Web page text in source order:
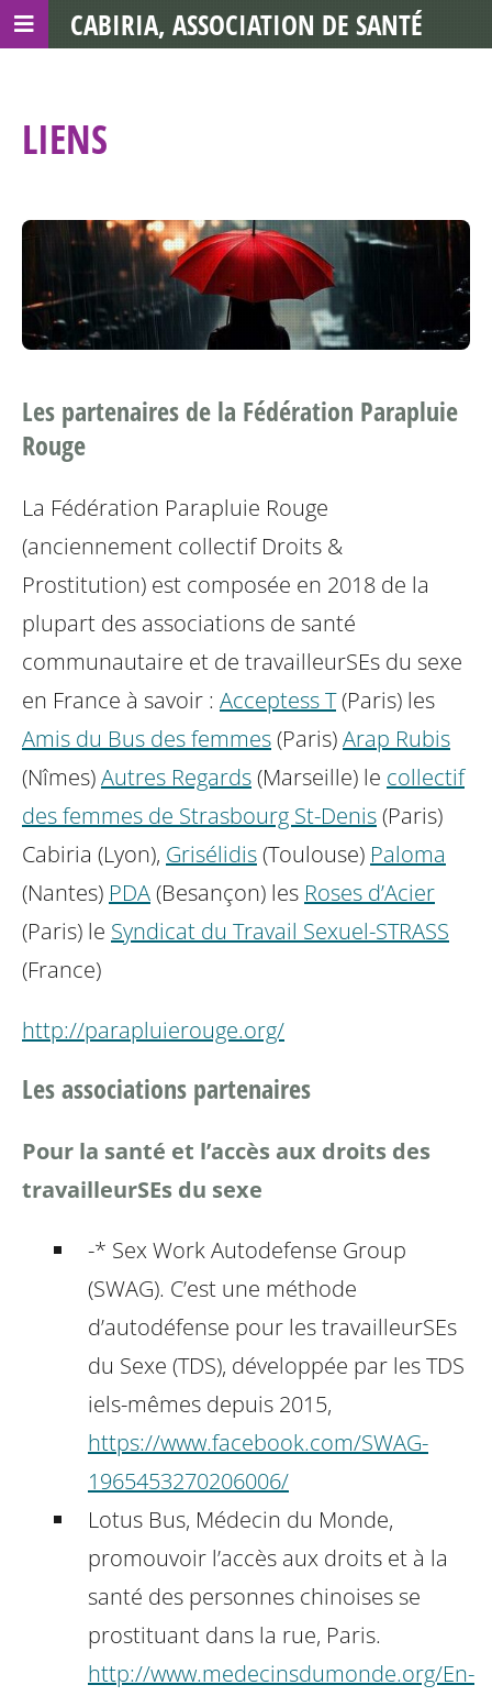
LIENS
Les partenaires de la Fédération Parapluie
Rouge
La Fédération Parapluie Rouge
(anciennement collectif Droits &
Prostitution) est composée en 2018 de la
plupart des associations de santé
communautaire et de travailleurSEs du sexe
en France à savoir : Acceptess T(Paris) les
Amis du Bus des femmes(Paris)Arap Rubis
(Nîmes)Autres Regards(Marseille) le collectif
des femmes de Strasbourg St-Denis(Paris)
Cabiria (Lyon), Grisélidis(Toulouse) Paloma
(Nantes) PDA(Besançon) les Roses d’Acier
(Paris) le Syndicat du Travail Sexuel-STRASS
(France)
http://parapluierouge.org/
Les associations partenaires
Pour la santé et l’accès aux droits des
travailleurSEs du sexe
-* Sex Work Autodefense Group
(SWAG). C’est une méthode
d’autodéfense pour les travailleurSEs
du Sexe (TDS), développée par les TDS
iels-mêmes depuis 2015,
https://www.facebook.com/SWAG-
1965453270206006/
Lotus Bus, Médecin du Monde,
promouvoir l’accès aux droits et à la
santé des personnes chinoises se
prostituant dans la rue, Paris.
http://www.medecinsdumonde.org/En-
CABIRIA, ASSOCIATION DE SANTÉ